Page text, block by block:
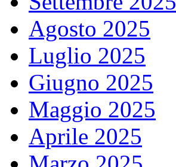
Agosto 2025
Luglio 2025
Giugno 2025
Maggio 2025
Aprile 2025